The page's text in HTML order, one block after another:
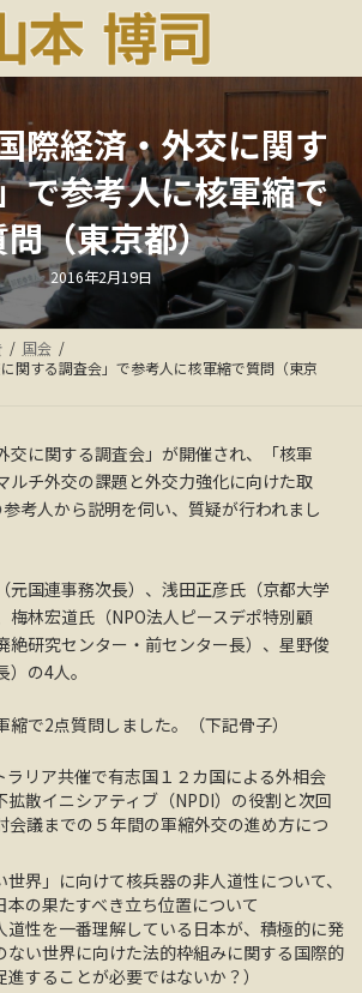
際経済・外交に関す
で参考人に核軍縮で
問（東京都）
最
終
更
新
日
時
:
2016年2月19日
国会
関する調査会」で参考人に核軍縮で質問（東京
交に関する調査会」が開催され、「核軍
ルチ外交の課題と外交力強化に向けた取
考人から説明を伺い、質疑が行われまし
元国連事務次長）、浅田正彦氏（京都大学
梅林宏道氏（NPO法人ピースデポ特別顧
絶研究センター・前センター長）、星野俊
の4人。
で2点質問しました。（下記骨子）
ラリア共催で有志国１２カ国による外相会
拡散イニシアティブ（NPDI）の役割と次回
会議までの５年間の軍縮外交の進め方につ
世界」に向けて核兵器の非人道性について、
本の果たすべき立ち位置について
道性を一番理解している日本が、積極的に発
ない世界に向けた法的枠組みに関する国際的
することが必要ではないか？）